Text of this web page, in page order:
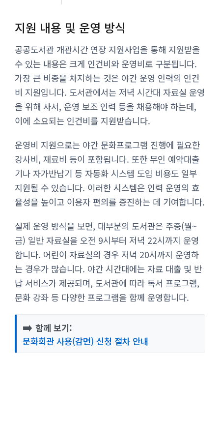
지원 내용 및 운영 방식
공공도서관 개관시간 연장 지원사업을 통해 지원받을
수 있는 내용은 크게 인건비와 운영비로 구분됩니다.
가장 큰 비중을 차지하는 것은 야간 운영 인력의 인건
비 지원입니다. 도서관에서는 저녁 시간대 자료실 운영
을 위해 사서, 운영 보조 인력 등을 채용해야 하는데,
이에 소요되는 인건비를 지원받습니다.
운영비 지원으로는 야간 문화프로그램 진행에 필요한
강사비, 재료비 등이 포함됩니다. 또한 무인 예약대출
기나 자가반납기 등 자동화 시스템 도입 비용도 일부
지원될 수 있습니다. 이러한 시스템은 인력 운영의 효
율성을 높이고 이용자 편의를 증진하는 데 기여합니다.
실제 운영 방식을 보면, 대부분의 도서관은 주중(월~
금) 일반 자료실을 오전 9시부터 저녁 22시까지 운영
합니다. 어린이 자료실의 경우 저녁 20시까지 운영하
는 경우가 많습니다. 야간 시간대에는 자료 대출 및 반
납 서비스가 제공되며, 도서관에 따라 독서 프로그램,
문화 강좌 등 다양한 프로그램을 함께 운영합니다.
➡️ 함께 보기:
문화회관 사용(감면) 신청 절차 안내